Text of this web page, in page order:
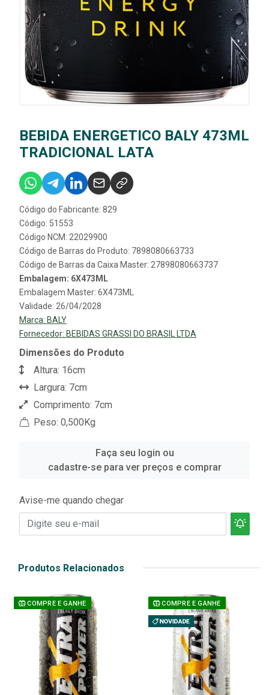
BEBIDA ENERGETICO BALY 473ML
TRADICIONAL LATA
Código do Fabricante: 829
Código: 51553
Código NCM: 22029900
Código de Barras do Produto: 7898080663733
Código de Barras da Caixa Master: 27898080663737
Embalagem: 6X473ML
Embalagem Master: 6X473ML
Validade: 26/04/2028
Marca: BALY
Fornecedor: BEBIDAS GRASSI DO BRASIL LTDA
Dimensões do Produto
Altura: 16cm
Largura: 7cm
Comprimento: 7cm
Peso: 0,500Kg
Faça seu login ou
cadastre-se para ver preços e comprar
Avise-me quando chegar
Produtos Relacionados
COMPRE E GANHE COMPRE E GANHE